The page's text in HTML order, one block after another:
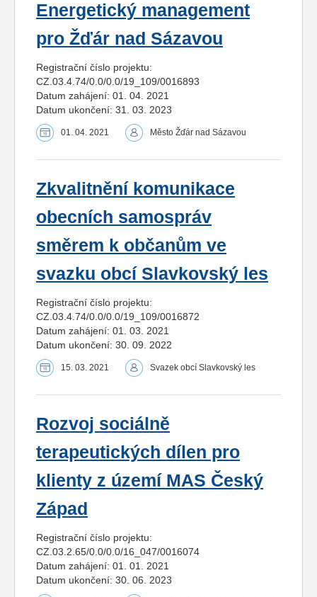
Energetický management
pro Žďár nad Sázavou
Registrační číslo projektu:
CZ.03.4.74/0.0/0.0/19_109/0016893
Datum zahájení: 01. 04. 2021
Datum ukončení: 31. 03. 2023
01. 04. 2021 Město Žďár nad Sázavou
Zkvalitnění komunikace
obecních samospráv
směrem k občanům ve
svazku obcí Slavkovský les
Registrační číslo projektu:
CZ.03.4.74/0.0/0.0/19_109/0016872
Datum zahájení: 01. 03. 2021
Datum ukončení: 30. 09. 2022
15. 03. 2021 Svazek obcí Slavkovský les
Rozvoj sociálně
terapeutických dílen pro
klienty z území MAS Český
Západ
Registrační číslo projektu:
CZ.03.2.65/0.0/0.0/16_047/0016074
Datum zahájení: 01. 01. 2021
Datum ukončení: 30. 06. 2023